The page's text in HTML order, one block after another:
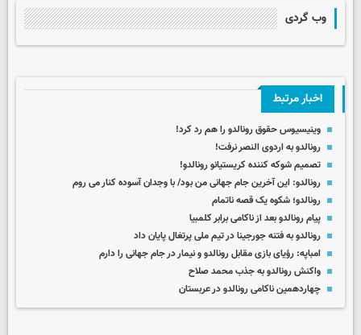
وب گردی
اخبار مرتبط
وینیسیوس حقوق رونالدو را هم رد کرد!
رونالدو به اردوی النصر نرفت!
تصمیم شوکه کننده کریستیانو رونالدو!
رونالدو: این آخرین جام جهانی من بود/ با وجدان آسوده کنار می روم
رونالدو؛ شکوه یک قصه ناتمام
پیام رونالدو بعد از ناکامی برابر کلمبیا
رونالدو به فتنه جورجینا در تیم ملی پرتغال پایان داد
امباپه: رؤیای بازی مقابل رونالدو و نیمار در جام جهانی را دارم
واکنش رونالدو به جذب محمد صلاح
چهاردهمین ناکامی رونالدو در عربستان